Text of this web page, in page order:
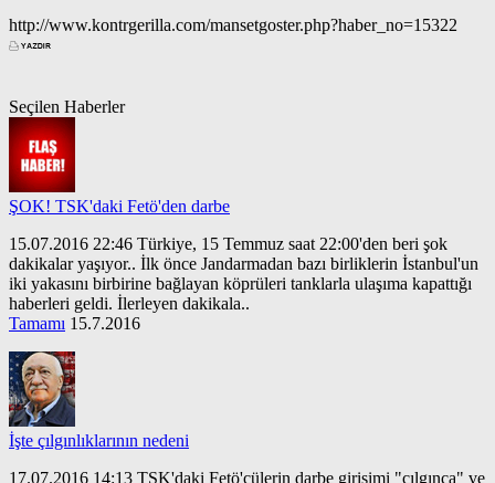
http://www.kontrgerilla.com/mansetgoster.php?haber_no=15322
Seçilen Haberler
ŞOK! TSK'daki Fetö'den darbe
15.07.2016 22:46 Türkiye, 15 Temmuz saat 22:00'den beri şok
dakikalar yaşıyor.. İlk önce Jandarmadan bazı birliklerin İstanbul'un
iki yakasını birbirine bağlayan köprüleri tanklarla ulaşıma kapattığı
haberleri geldi. İlerleyen dakikala..
Tamamı 15.7.2016
İşte çılgınlıklarının nedeni
17.07.2016 14:13 TSK'daki Fetö'cülerin darbe girişimi "çılgınca" ve